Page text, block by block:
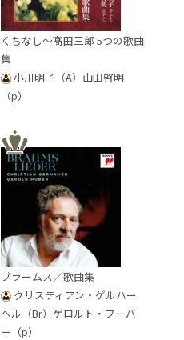
くちなし～髙田三郎 5つの歌曲
集
小川明子（A）山田啓明
（p）
ブラームス／歌曲集
クリスティアン・ゲルハー
へル（Br）ゲロルト・フーバ
ー（p）